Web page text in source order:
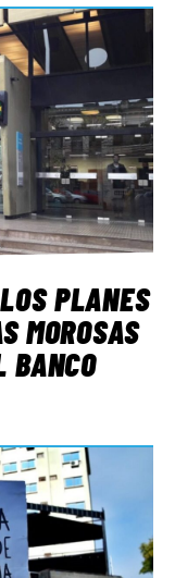
PLANES
MOROSAS
BANCO